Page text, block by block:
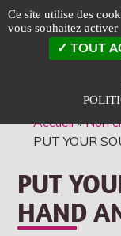
Accueil»Non
PUT YOUR
PUT
HAND
Panneau de gestion
Ce site utilise des
vous souhaitez activer
TOUT